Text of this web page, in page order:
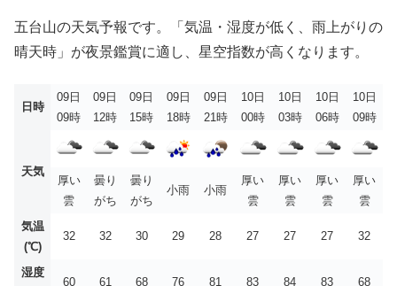
五台山の天気予報です。「気温・湿度が低く、雨上がりの
晴天時」が夜景鑑賞に適し、星空指数が高くなります。
日時
09日
09時
09日
12時
09日
15時
09日
18時
09日
21時
10日
00時
10日
03時
10日
06時
10日
09時
天気
厚い
雲
曇り
がち
曇り
がち
小雨 小雨
厚い
雲
厚い
雲
厚い
雲
厚い
雲
気温
(℃)
32 32 30 29 28 27 27 27 32
湿度
60 61 68 76 81 83 84 83 68